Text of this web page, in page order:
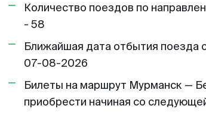
Количество поездов по
- 58
Ближайшая дата отбытия поезда
07-08-2026
Билеты на маршрут Мурманск —
приобрести начиная со